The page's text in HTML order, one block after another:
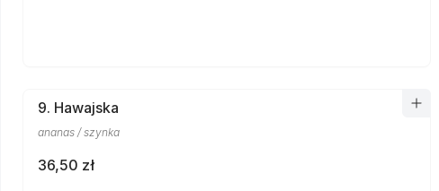
9. Hawajska
ananas / szynka
36,50 zł